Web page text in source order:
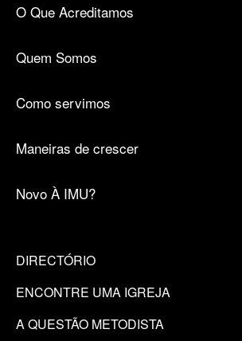
O Que Acreditamos
Quem Somos
Como servimos
Maneiras de crescer
Novo À IMU?
DIRECTÓRIO
ENCONTRE UMA IGREJA
A QUESTÃO METODISTA